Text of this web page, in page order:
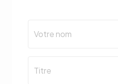
Votre nom
Titre